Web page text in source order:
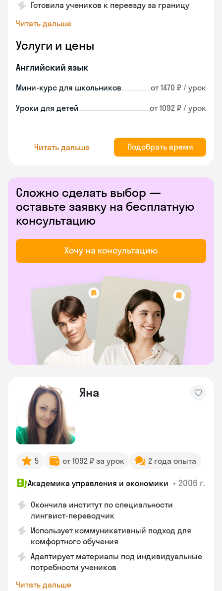
Готовила учеников к переезду за границу
Читать дальше
Услуги и цены
Английский язык
Мини-курс для школьников от 1470 ₽ / урок
Уроки для детей от 1092 ₽ / урок
Читать дальше Подобрать время
Сложно сделать выбор —
оставьте заявку на бесплатную
консультацию
Хочу на консультацию
Яна
5 от 1092 ₽ за урок 2 года опыта
Академика управления и экономики • 2006 г.
Окончила институт по специальности
лингвист-переводчик
Использует коммуникативный подход для
комфортного обучения
Адаптирует материалы под индивидуальные
потребности учеников
Читать дальше